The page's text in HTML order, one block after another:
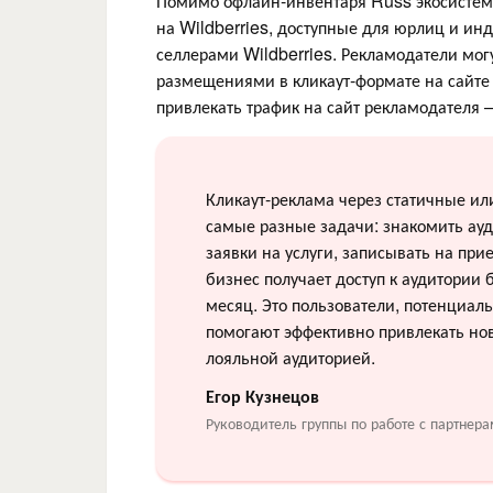
на Wildberries, доступные для юрлиц и
селлерами Wildberries. Рекламодатели
размещениями в кликаут-формате на
привлекать трафик на сайт
Кликаут-реклама через статичные
самые разные задачи: знакомить
заявки на услуги, записывать на
бизнес получает доступ к
месяц. Это пользователи,
помогают эффективно привлекать
лояльной аудиторией.
Егор Кузнецов
Руководитель группы по работе с